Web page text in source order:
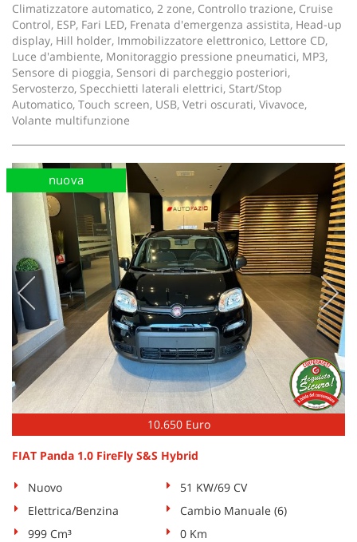
Climatizzatore automatico, 2 zone, Controllo trazione, Cruise
Control, ESP, Fari LED, Frenata d'emergenza assistita, Head-up
display, Hill holder, Immobilizzatore elettronico, Lettore CD,
Luce d'ambiente, Monitoraggio pressione pneumatici, MP3,
Sensore di pioggia, Sensori di parcheggio posteriori,
Servosterzo, Specchietti laterali elettrici, Start/Stop
Automatico, Touch screen, USB, Vetri oscurati, Vivavoce,
Volante multifunzione
10.650 Euro
nuova
FIAT Panda 1.0 FireFly S&S Hybrid
Nuovo
51 KW/69 CV
Elettrica/Benzina
Cambio Manuale (6)
999 Cm³
0 Km